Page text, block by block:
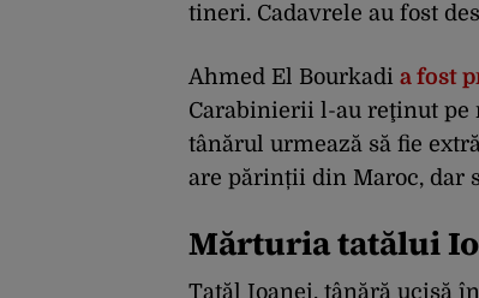
tineri. Cadavrele au fost
Ahmed El Bourkadi a fost
Carabinierii l-au reţinut pe
tânărul urmează să fie
are părinții din Maroc, dar
Mărturia tatălui
Tatăl Ioanei, tânără ucisă